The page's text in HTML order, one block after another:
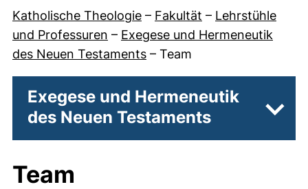
Katholische Theologie – Fakultät – Lehrstühle
und Professuren – Exegese und Hermeneutik
des Neuen Testaments – Team
Exegese und Hermeneutik
des Neuen Testaments
Team